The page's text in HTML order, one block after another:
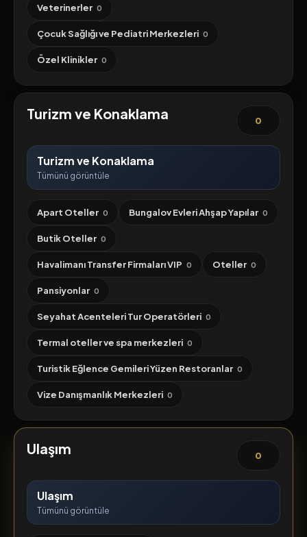
Veterinerler 0
Çocuk Sağlığı ve Pediatri Merkezleri 0
Özel Klinikler 0
Turizm ve Konaklama 0
Turizm ve Konaklama
Tümünü görüntüle
Apart Oteller 0 Bungalov Evleri Ahşap Yapılar 0
Butik Oteller 0
Havalimanı Transfer Firmaları VIP 0 Oteller 0
Pansiyonlar 0
Seyahat Acenteleri Tur Operatörleri 0
Termal oteller ve spa merkezleri 0
Turistik Eğlence Gemileri Yüzen Restoranlar 0
Vize Danışmanlık Merkezleri 0
Ulaşım 0
Ulaşım
Tümünü görüntüle